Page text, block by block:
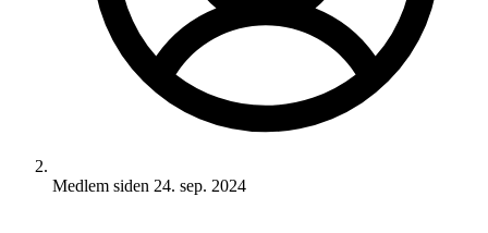
Medlem siden 24. sep. 2024